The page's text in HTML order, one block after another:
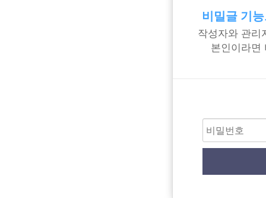
비밀글 기
작성자와 관리
본인이라면